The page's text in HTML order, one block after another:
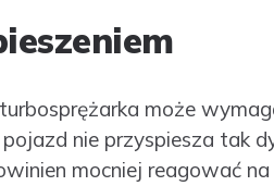
może
nie przyspiesza tak
mocniej reagować